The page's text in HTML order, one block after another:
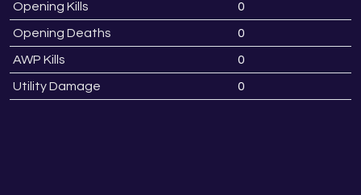
Opening Kills 0
Opening Deaths 0
AWP Kills 0
Utility Damage 0